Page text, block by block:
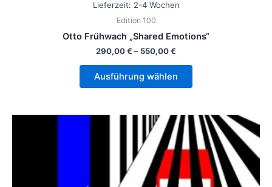
Lieferzeit: 2-4 Wochen
Edition 100
Otto Frühwach „Shared Emotions“
290,00€ – 550,00€
Ausführung wählen
Dieses
Produkt
weist
mehrere
Varianten